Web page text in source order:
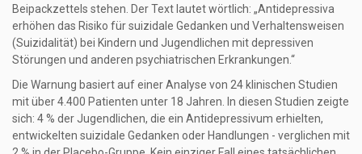
Beipackzettels stehen. Der Text lautet wörtlich: „Antidepressiva
erhöhen das Risiko für suizidale Gedanken und Verhaltensweisen
(Suizidalität) bei Kindern und Jugendlichen mit depressiven
Störungen und anderen psychiatrischen Erkrankungen.“
Die Warnung basiert auf einer Analyse von 24 klinischen Studien
mit über 4.400 Patienten unter 18 Jahren. In diesen Studien zeigte
sich: 4 % der Jugendlichen, die ein Antidepressivum erhielten,
entwickelten suizidale Gedanken oder Handlungen - verglichen mit